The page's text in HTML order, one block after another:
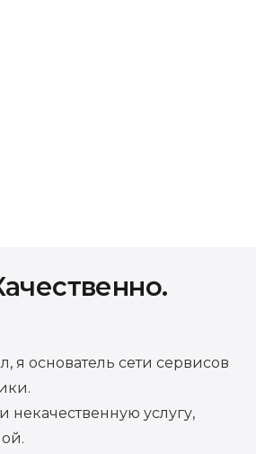
я основатель сети сервисов
некачественную услугу,